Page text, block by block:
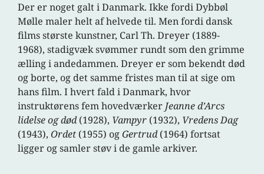
Der er noget galt i Danmark. Ikke fordi Dybbøl
Mølle maler helt af helvede til. Men fordi dansk
films største kunstner, Carl Th. Dreyer (1889-
1968), stadigvæk svømmer rundt som den grimme
ælling i andedammen. Dreyer er som bekendt død
og borte, og det samme fristes man til at sige om
hans film. I hvert fald i Danmark, hvor
instruktørens fem hovedværker Jeanne d’Arcs
lidelse og død(1928), Vampyr (1932), Vredens Dag
(1943),Ordet (1955) ogGertrud(1964) fortsat
ligger og samler støv i de gamle arkiver.